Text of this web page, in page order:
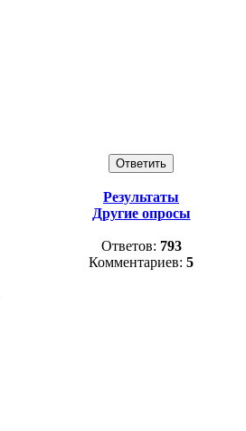
Результаты
Другие опросы
Ответов: 793
Комментариев: 5